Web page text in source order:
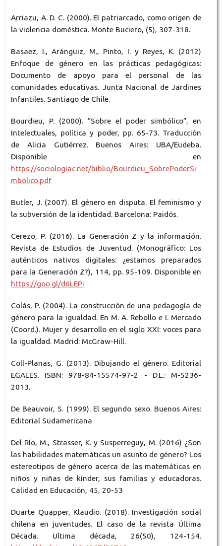
Arriazu, A. D. C. (2000). El patriarcado, como origen de
la violencia doméstica. Monte Buciero, (5), 307-318.
Basaez, I., Aránguiz, M., Pinto, I. y Reyes, K. (2012)
Enfoque de género en las prácticas pedagógicas:
Documento de apoyo para el personal de las
comunidades educativas. Junta Nacional de Jardines
Infantiles. Santiago de Chile.
Bourdieu, P. (2000). “Sobre el poder simbólico”, en
Intelectuales, política y poder, pp. 65-73. Traducción
de Alicia Gutiérrez. Buenos Aires: UBA/Eudeba.
Disponible en
https://sociologiac.net/biblio/Bourdieu_SobrePoderSi
mbolico.pdf
Butler, J. (2007). El género en disputa. El feminismo y
la subversión de la identidad. Barcelona: Paidós.
Cerezo, P. (2016). La Generación Z y la información.
Revista de Estudios de Juventud. (Monográfico: Los
auténticos nativos digitales: ¿estamos preparados
para la Generación Z?), 114, pp. 95-109. Disponible en
https://goo.gl/d6LEPi
Colás, P. (2004). La construcción de una pedagogía de
género para la igualdad. En M. A. Rebollo e I. Mercado
(Coord.). Mujer y desarrollo en el siglo XXI: voces para
la igualdad. Madrid: McGraw-Hill.
Coll-Planas, G. (2013). Dibujando el género. Editorial
EGALES. ISBN: 978-84-15574-97-2 - D.L.: M-5236-
2013.
De Beauvoir, S. (1999). El segundo sexo. Buenos Aires:
Editorial Sudamericana
Del Río, M., Strasser, K. y Susperreguy, M. (2016) ¿Son
las habilidades matemáticas un asunto de género? Los
estereotipos de género acerca de las matemáticas en
niños y niñas de kínder, sus familias y educadoras.
Calidad en Educación, 45, 20-53
Duarte Quapper, Klaudio. (2018). Investigación social
chilena en juventudes. El caso de la revista Última
Década. Ultima década, 26(50), 124-154.